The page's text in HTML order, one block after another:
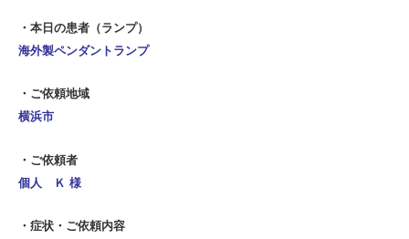
・本日の患者（ランプ）
海外製ペンダントランプ
・ご依頼地域
横浜市
・ご依頼者
個人 Ｋ 様
・症状・ご依頼内容